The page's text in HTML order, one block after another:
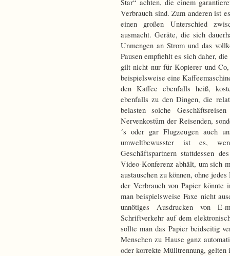
Star“ achten, die einem
Verbrauch sind. Zum anderen ist
einen großen Unterschied
ausmacht. Geräte, die sich
Unmengen an Strom und das
Pausen empfiehlt es sich daher,
gilt nicht nur für Kopierer und
beispielsweise eine
den Kaffee ebenfalls heiß,
ebenfalls zu den Dingen, die
belasten solche
Nervenkostüm der Reisenden,
´s oder gar Flugzeugen auch
umweltbewusster ist es,
Geschäftspartnern stattdessen
Video-Konferenz abhält, um sich
austauschen zu können, ohne
der Verbrauch von Papier könnte
man beispielsweise Faxe nicht
unnötiges Ausdrucken von
Schriftverkehr auf dem
sollte man das Papier beidseitig
Menschen zu Hause ganz
oder korrekte Mülltrennung, gelten